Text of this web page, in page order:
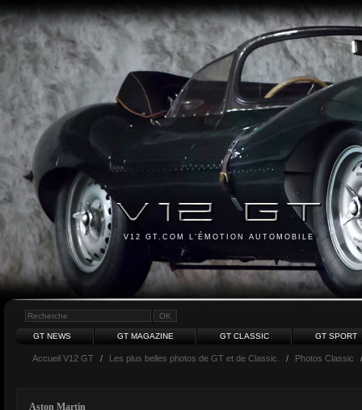
V12 GT.COM L'ÉMOTION AUTOMOBILE
GT NEWS GT MAGAZINE GT CLASSIC GT SPORT
Accueil V12 GT / Les plus belles photos de GT et de Classic. / Photos Classic
Aston Martin